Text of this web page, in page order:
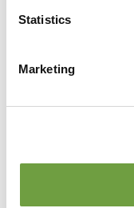
Statistics
Marketing